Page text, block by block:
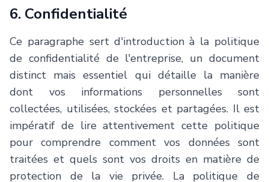
6. Confidentialité
Ce paragraphe sert d'introduction à la politique
de confidentialité de l'entreprise, un document
distinct mais essentiel qui détaille la manière
dont vos informations personnelles sont
collectées, utilisées, stockées et partagées. Il est
impératif de lire attentivement cette politique
pour comprendre comment vos données sont
traitées et quels sont vos droits en matière de
protection de la vie privée. La politique de